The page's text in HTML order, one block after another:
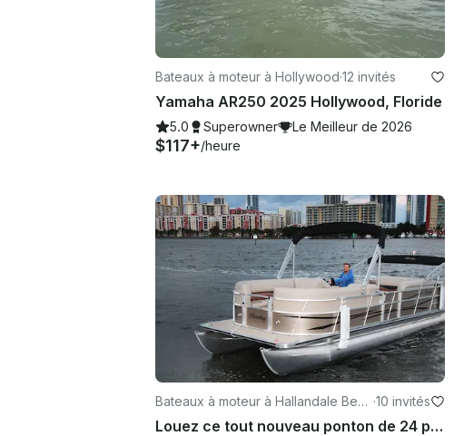
Bateaux à moteur à Hollywood·12 invités
Yamaha AR250 2025 Hollywood, Floride
5.0 Superowner Le Meilleur de 2026
$117+/heure
Bateaux à moteur à Hallandale Beac
h
·10 invités
Louez ce tout nouveau ponton de 24 pieds pour passer une belle journée à Miami !